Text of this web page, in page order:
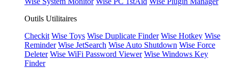
Outils Utilitaires
Checkit Wise Toys Wise Duplicate Finder Wise Hotkey Wise
Reminder Wise JetSearch Wise Auto Shutdown Wise Force
Deleter Wise WiFi Password Viewer Wise Windows Key
Finder